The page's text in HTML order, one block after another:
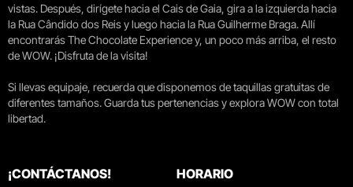
vistas. Después, dirígete hacia el Cais de Gaia, gira a la izquierda hacia
la Rua Cândido dos Reis y luego hacia la Rua Guilherme Braga. Allí
encontrarás The Chocolate Experience y, un poco más arriba, el resto
de WOW. ¡Disfruta de la visita!
Si llevas equipaje, recuerda que disponemos de taquillas gratuitas de
diferentes tamaños. Guarda tus pertenencias y explora WOW con total
libertad.
¡CONTÁCTANOS! HORARIO